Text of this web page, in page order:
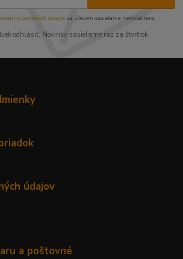
osobných údajov za účelom zasielania newslettera.
odhlásiť. Novinky zasielame raz za štvrťrok.
údajov
a poštovné